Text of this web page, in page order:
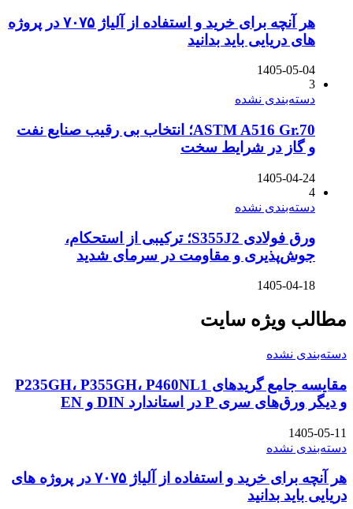
هر آنچه برای خرید و استفاده از آلیاژ ۷۰۷۵ در پروژه
های دریایی باید بدانید
1405-05-04
3
دسته‌بندی نشده
ASTM A516 Gr.70؛ انتخاب بی رقیب صنایع نفت
و گاز در شرایط سخت
1405-04-24
4
دسته‌بندی نشده
ورق فولادی S355J2؛ ترکیبی از استحکام،
جوش‌پذیری و مقاومت در سرمای شدید
1405-04-18
مطالب ویژه سایت
دسته‌بندی نشده
مقایسه جامع گریدهای P235GH، P355GH، P460NL1
و دیگر ورق‌های سری P در استاندارد DIN و EN
1405-05-11
دسته‌بندی نشده
هر آنچه برای خرید و استفاده از آلیاژ ۷۰۷۵ در پروژه های
دریایی باید بدانید